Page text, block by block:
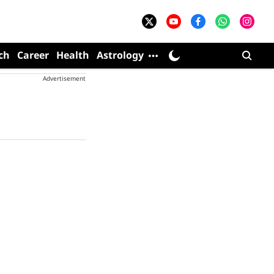
Career Health Astrology
Advertisement